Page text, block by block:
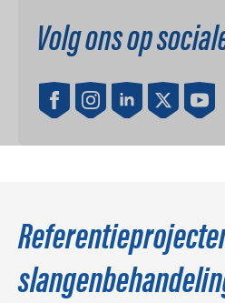
Volg ons op